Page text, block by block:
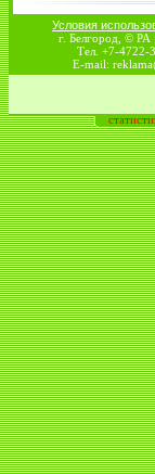
Условия
г. Белгород, © РА
Тел. +7-4722-
E-mail: